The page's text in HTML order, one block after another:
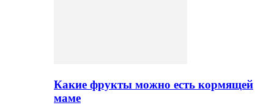
Какие фрукты можно есть кормящей
маме